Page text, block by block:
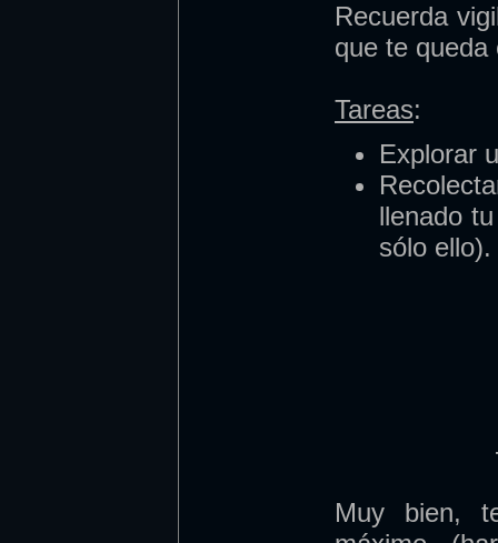
Recuerda
que te queda
Tareas:
Explorar
llenado
sólo ello).
Muy bien,